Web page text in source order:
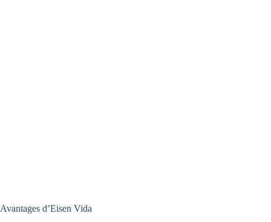
Avantages d’Eisen Vida